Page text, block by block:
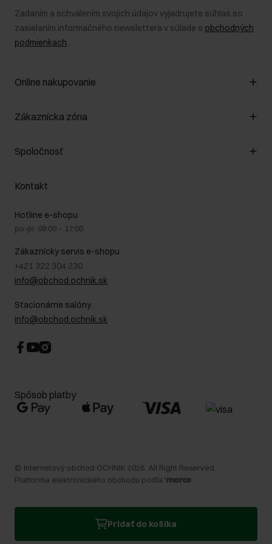
Pridať do košíka
Zadaním a schválením svojich údajov vyjadrujete súhlas so
zasielaním informačného newslettera v súlade s obchodných
podmienkach.
Online nakupovanie
Spravovať súbory cookie
Spôsob platby
Vrátenie
Zákaznícka zóna
Zákazníky klub
Pravidlá propagácie
Starostlivosť o kožu
Bezpečné nakupovanie
Blog
Najčastejšie kladené otázky (FAQ)
Spoločnosť
O nás
GDPR - Zásady ochrany osobných údajov
Právne informácie
Kontakt
Hotline e-shopu
po-pi: 09:00 – 17:00
Zákaznícky servis e-shopu
+421 322 304 230
info@obchod.ochnik.sk
Stacionárne salóny
info@obchod.ochnik.sk
Spôsob platby
© Internetový obchod OCHNIK 2026 . All Right Reserved.
Platforma elektronického obchodu podľa